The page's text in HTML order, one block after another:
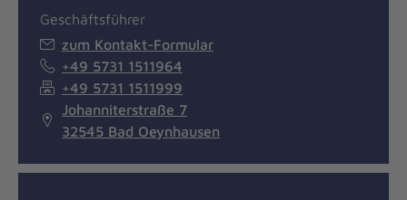
Geschäftsführer
zum Kontakt-Formular
+49 5731 1511964
+49 5731 1511999
Johanniterstraße 7
32545 Bad Oeynhausen